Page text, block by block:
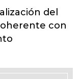
del
con